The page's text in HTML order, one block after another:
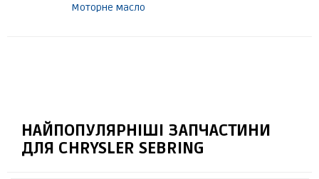
Моторне масло
НАЙПОПУЛЯРНІШІ ЗАПЧАСТИНИ
ДЛЯ CHRYSLER SEBRING